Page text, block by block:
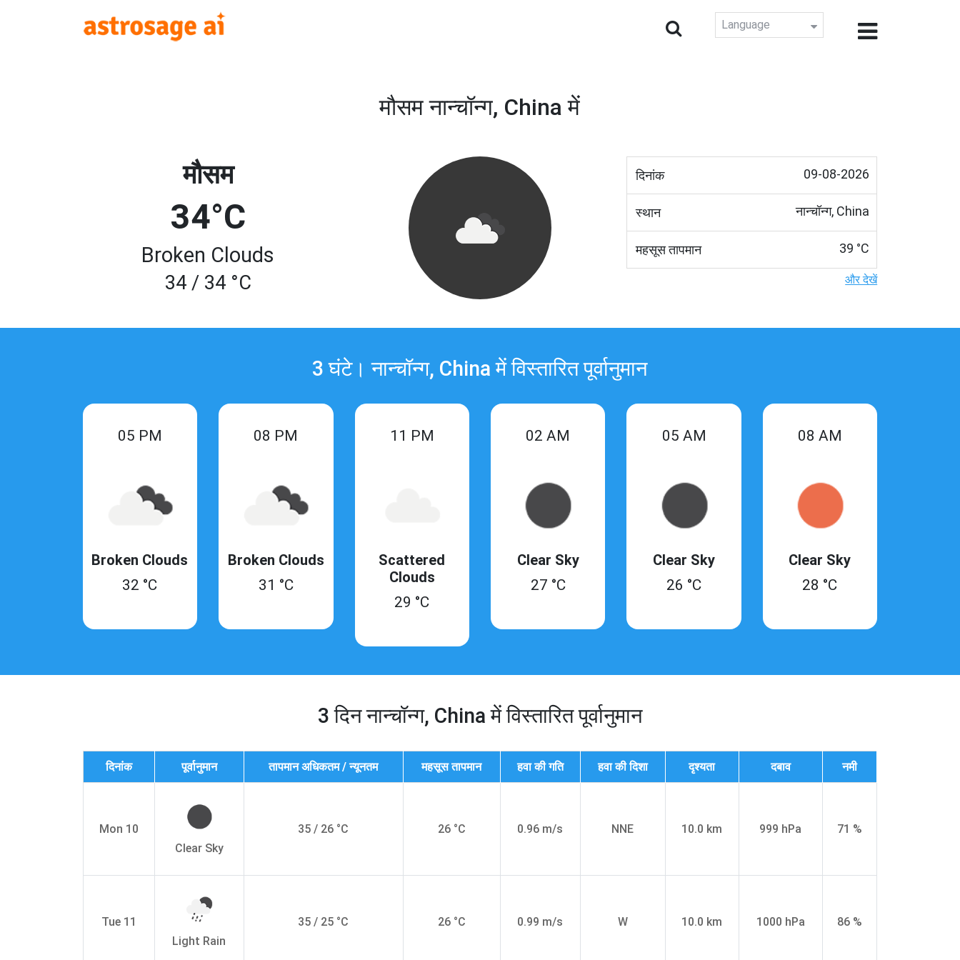
Language
मौसम नान्चॉन्ग, China में
मौसम
34°C
Broken Clouds
34 / 34 °C
दिनांक 09-08-2026
स्थान नान्चॉन्ग, China
महसूस तापमान 39 °C
और देखें
3 घंटे। नान्चॉन्ग, China में विस्तारित पूर्वानुमान
05 PM
Broken Clouds
32 °C
08 PM
Broken Clouds
31 °C
11 PM
Scattered
Clouds
29 °C
02 AM
Clear Sky
27 °C
05 AM
Clear Sky
26 °C
08 AM
Clear Sky
28 °C
3 दिन नान्चॉन्ग, China में विस्तारित पूर्वानुमान
दिनांक पूर्वानुमान तापमान अधिकतम / न्यूनतम महसूस तापमान हवा की गति हवा की दिशा दृश्यता दबाव नमी
Mon 10
Clear Sky
35 / 26 °C 26 °C 0.96 m/s NNE 10.0 km 999 hPa 71 %
Tue 11
Light Rain
35 / 25 °C 26 °C 0.99 m/s W 10.0 km 1000 hPa 86 %